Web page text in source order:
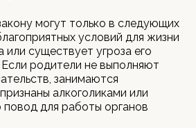
могут только в следующих
условий для жизни
или существует угроза его
родители не выполняют
занимаются
алкоголиками или
для работы органов